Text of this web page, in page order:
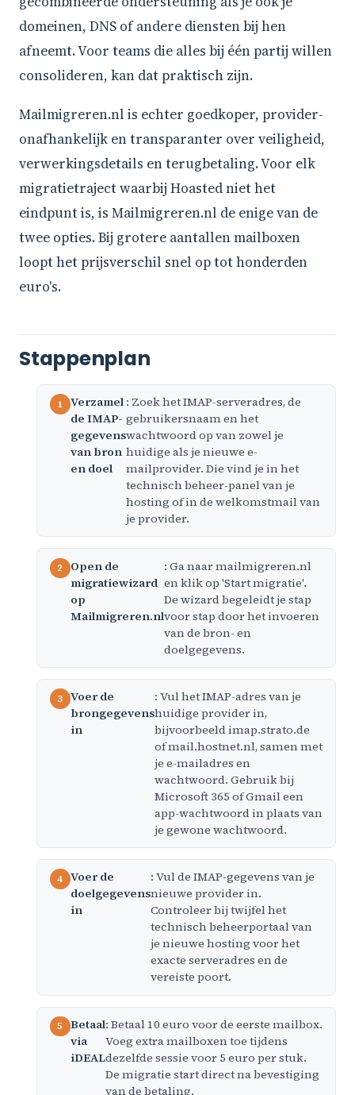
domeinen, DNS of andere diensten bij hen
afneemt. Voor teams die alles bij één partij willen
consolideren, kan dat praktisch zijn.
Mailmigreren.nl is echter goedkoper, provider-
onafhankelijk en transparanter over veiligheid,
verwerkingsdetails en terugbetaling. Voor elk
migratietraject waarbij Hoasted niet het
eindpunt is, is Mailmigreren.nl de enige van de
twee opties. Bij grotere aantallen mailboxen
loopt het prijsverschil snel op tot honderden
euro's.
Stappenplan
Verzamel
de IMAP-
gegevens
van bron
en doel
: Zoek het IMAP-serveradres, de
gebruikersnaam en het
wachtwoord op van zowel je
huidige als je nieuwe e-
mailprovider. Die vind je in het
technisch beheer-panel van je
hosting of in de welkomstmail van
je provider.
Open de
migratiewizard
op
Mailmigreren.nl
: Ga naar mailmigreren.nl
en klik op 'Start migratie'.
De wizard begeleidt je stap
voor stap door het invoeren
van de bron- en
doelgegevens.
Voer de
brongegevens
in
: Vul het IMAP-adres van je
huidige provider in,
bijvoorbeeld imap.strato.de
of mail.hostnet.nl, samen met
je e-mailadres en
wachtwoord. Gebruik bij
Microsoft 365 of Gmail een
app-wachtwoord in plaats van
je gewone wachtwoord.
Voer de
doelgegevens
in
: Vul de IMAP-gegevens van je
nieuwe provider in.
Controleer bij twijfel het
technisch beheerportaal van
je nieuwe hosting voor het
exacte serveradres en de
vereiste poort.
Betaal
via
iDEAL
: Betaal 10 euro voor de eerste mailbox.
Voeg extra mailboxen toe tijdens
dezelfde sessie voor 5 euro per stuk.
De migratie start direct na bevestiging
van de betaling.